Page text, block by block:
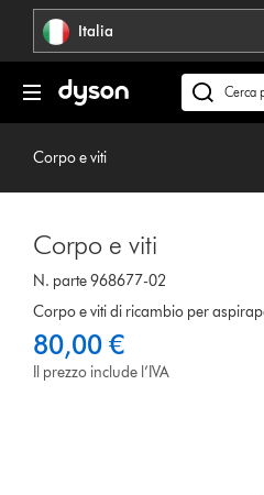
navigazione Italia
Cerca
su
Corpo e viti
Corpo e viti
N. parte 968677-02
Corpo e viti di ricambio per
80,00 €
Il prezzo include l’IVA